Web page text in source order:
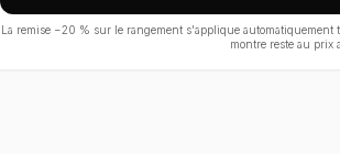
La remise −20 % sur le rangement s'applique automatiquement
montre reste au prix